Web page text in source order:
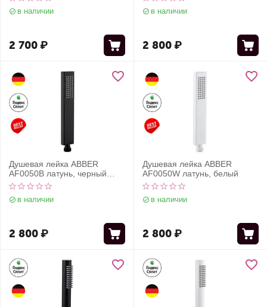
в наличии
2 700₽
в наличии
2 800₽
Душевая лейка ABBER
AF0050B латунь, черный
матовый
в наличии
2 800₽
Душевая лейка ABBER
AF0050W латунь, белый
в наличии
2 800₽